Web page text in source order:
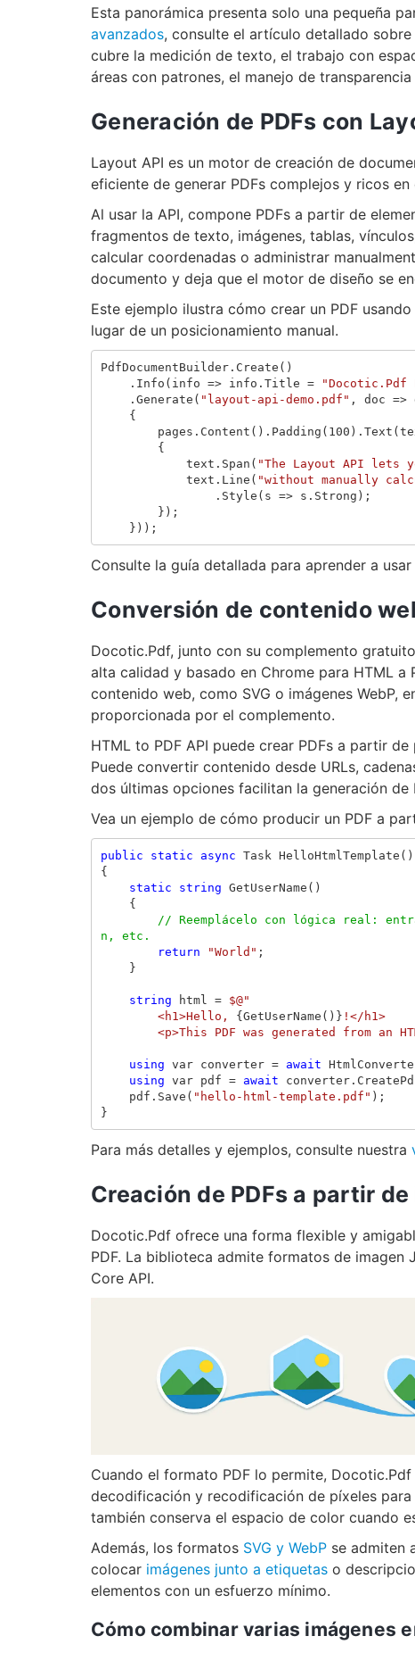
Esta panorámica presenta solo una pequeña
avanzados, consulte el artículo detallado
cubre la medición de texto, el trabajo con
áreas con patrones, el manejo de
Generación de PDFs con
Layout API es un motor de creación de
eficiente de generar PDFs complejos y ricos en
Al usar la API, compone PDFs a partir de
fragmentos de texto, imágenes, tablas,
calcular coordenadas o administrar
documento y deja que el motor de diseño se
Este ejemplo ilustra cómo crear un PDF
lugar de un posicionamiento manual.
PdfDocumentBuilder. Create ()
. Info ( info => info . Title = "Docotic.Pdf
. Generate ( "layout-api-demo.pdf" , doc =>
{
pages . Content (). Padding ( 100 ). Text (
{
text . Span ( "The Layout API lets
text . Line ( "without manually
. Style ( s => s . Strong );
});
}));
Consulte la guía detallada para aprender a
Conversión de contenido
Docotic.Pdf, junto con su complemento
alta calidad y basado en Chrome para HTML
contenido web, como SVG o imágenes WebP,
proporcionada por el complemento.
HTML to PDF API puede crear PDFs a partir
Puede convertir contenido desde URLs,
dos últimas opciones facilitan la generación de
Vea un ejemplo de cómo producir un PDF a
public static async Task HelloHtmlTemplate ()
{
static
string GetUserName ()
{
// Reemplácelo con lógica real:
n, etc.
return
"World" ;
}
string html =
$@"
        <h1>Hello,
{ GetUserName ()} !</h1>
<p>This PDF was generated from an
using var converter = await
using var pdf = await converter.
pdf . Save ( "hello-html-template.pdf" );
}
Para más detalles y ejemplos, consulte nuestra
Creación de PDFs a partir
Docotic.Pdf ofrece una forma flexible y
PDF. La biblioteca admite formatos de imagen
Core API.
Cuando el formato PDF lo permite,
decodificación y recodificación de píxeles
también conserva el espacio de color cuando
Además, los formatos SVG y WebP se admiten
colocar imágenes junto a etiquetas o
elementos con un esfuerzo mínimo.
Cómo combinar varias imágenes